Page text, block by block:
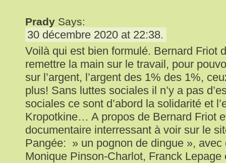
Prady Says:
30 décembre 2020 at 22:38.
Voilà qui est bien formulé. Bernard Friot
remettre la main sur le travail, pour
sur l’argent, l’argent des 1% des 1%,
plus! Sans luttes sociales il n’y a pas
sociales ce sont d’abord la solidarité et
Kropotkine… A propos de Bernard Friot
documentaire interressant à voir sur le
Pangée: » un pognon de dingue », avec
Monique Pinson-Charlot, Franck Lepage